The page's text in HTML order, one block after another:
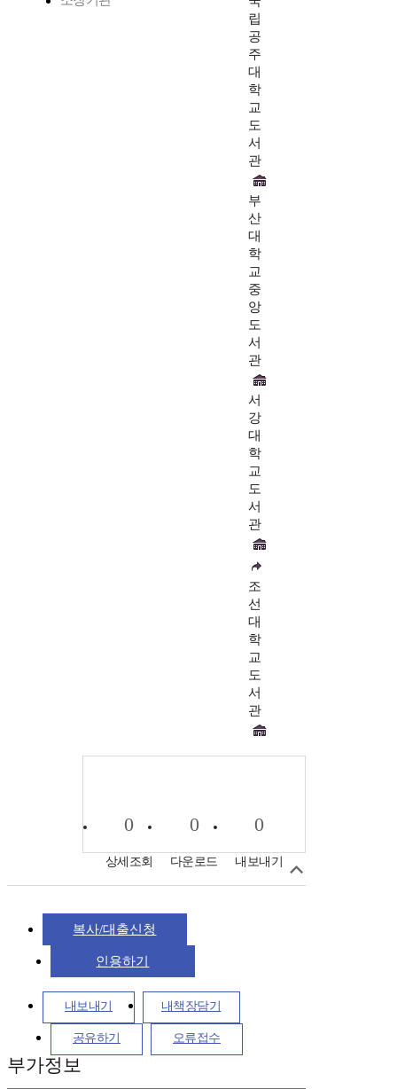
립
공
주
대
학
교
도
서
관
부
산
대
학
교
중
앙
도
서
관
서
강
대
학
교
도
서
관
조
선
대
학
교
도
서
관
0
상세조회
0
다운로드
0
내보내기
복사/대출신청
인용하기
내보내기 내책장담기
공유하기 오류접수
부가정보